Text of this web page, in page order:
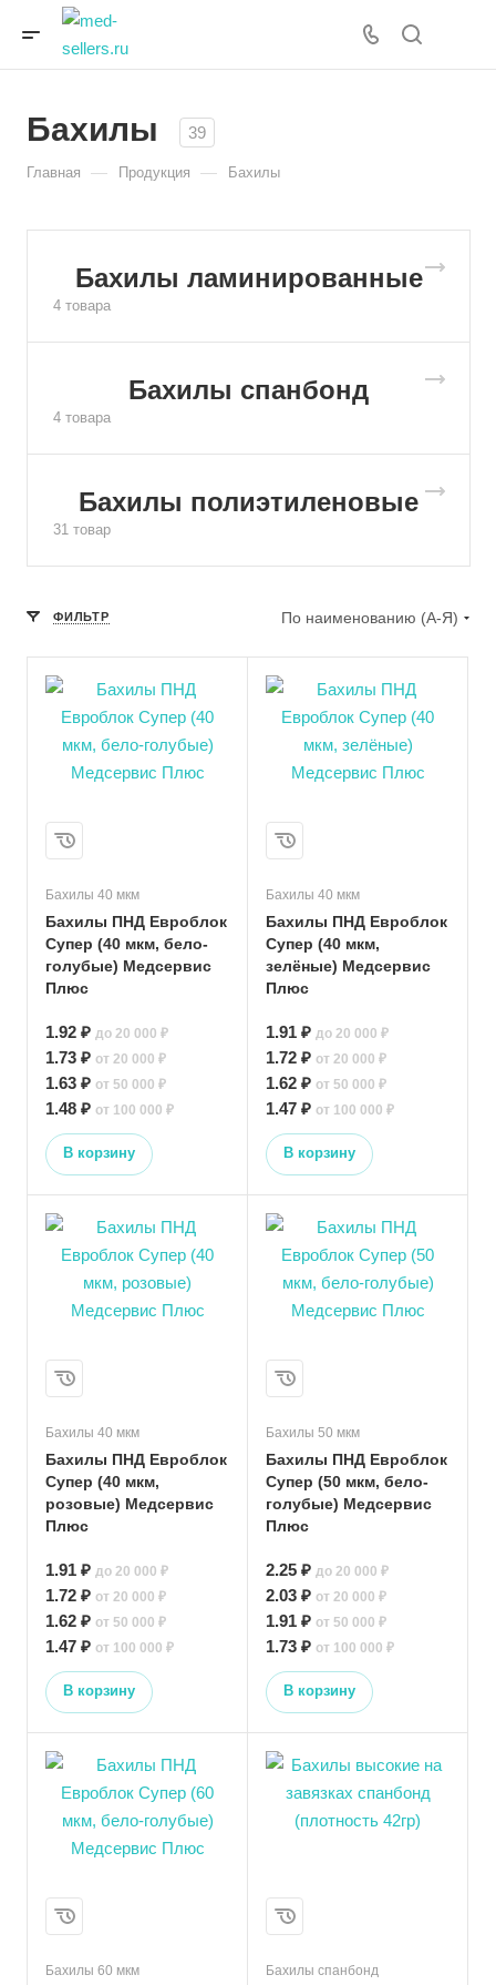
Бахилы 39
Главная — Продукция — Бахилы
Бахилы ламинированные
4 товара
Бахилы спанбонд
4 товара
Бахилы полиэтиленовые
31 товар
ФИЛЬТР По наименованию (А-Я)
Бахилы 40 мкм
Бахилы ПНД Евроблок
Супер (40 мкм, бело-
голубые) Медсервис
Плюс
1.92 ₽ до 20 000 ₽
1.73 ₽ от 20 000 ₽
1.63 ₽ от 50 000 ₽
1.48 ₽ от 100 000 ₽
В корзину
Бахилы 40 мкм
Бахилы ПНД Евроблок
Супер (40 мкм,
зелёные) Медсервис
Плюс
1.91 ₽ до 20 000 ₽
1.72 ₽ от 20 000 ₽
1.62 ₽ от 50 000 ₽
1.47 ₽ от 100 000 ₽
В корзину
Бахилы 40 мкм
Бахилы ПНД Евроблок
Супер (40 мкм,
розовые) Медсервис
Плюс
1.91 ₽ до 20 000 ₽
1.72 ₽ от 20 000 ₽
1.62 ₽ от 50 000 ₽
1.47 ₽ от 100 000 ₽
В корзину
Бахилы 50 мкм
Бахилы ПНД Евроблок
Супер (50 мкм, бело-
голубые) Медсервис
Плюс
2.25 ₽ до 20 000 ₽
2.03 ₽ от 20 000 ₽
1.91 ₽ от 50 000 ₽
1.73 ₽ от 100 000 ₽
В корзину
Бахилы 60 мкм Бахилы спанбонд